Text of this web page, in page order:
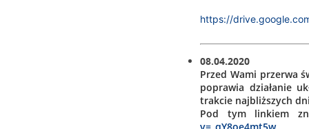
https://
08.04.2020
Przed Wami przerwa
poprawia działanie
trakcie najbliższych
Pod tym linkiem